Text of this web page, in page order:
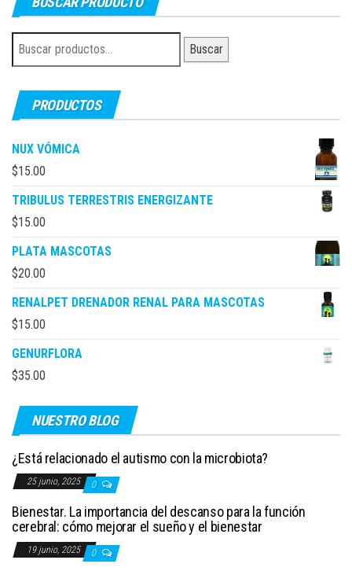
Buscar
por:
Buscar
PRODUCTOS
NUX VÓMICA
$15.00
TRIBULUS TERRESTRIS ENERGIZANTE
$15.00
PLATA MASCOTAS
$20.00
RENALPET DRENADOR RENAL PARA MASCOTAS
$15.00
GENURFLORA
$35.00
NUESTRO BLOG
¿Está relacionado el autismo con la microbiota?
25 junio, 2025 0
Bienestar. La importancia del descanso para la función
cerebral: cómo mejorar el sueño y el bienestar
19 junio, 2025 0